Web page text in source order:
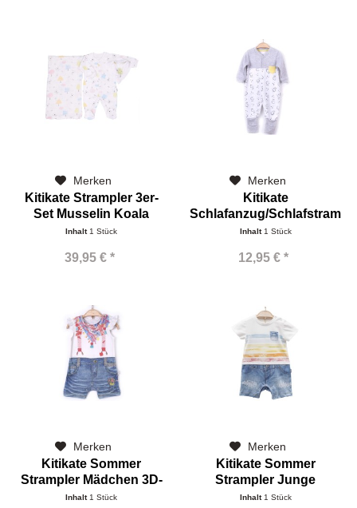
Merken
Kitikate Strampler 3er-
Set Musselin Koala
Inhalt 1 Stück
39,95 € *
Merken
Kitikate
Schlafanzug/
Inhalt 1 Stück
12,95 € *
Merken
Kitikate Sommer
Strampler Mädchen 3D-
Jeans...
Inhalt 1 Stück
Merken
Kitikate Sommer
Strampler Junge
Rainbow...
Inhalt 1 Stück